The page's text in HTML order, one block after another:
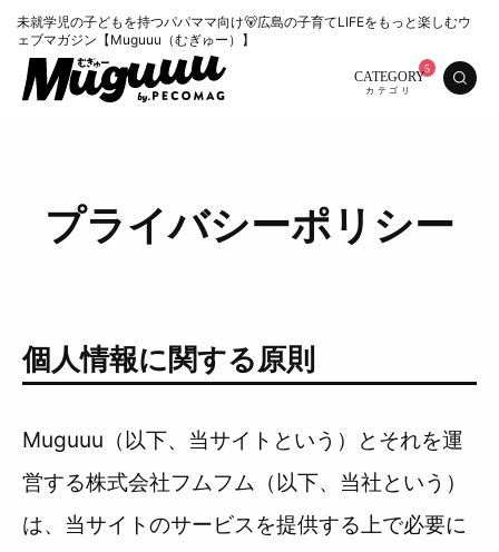
未就学児の子どもを持つパパママ向け🐻広島の子育てLIFEをもっと楽しむウ
ェブマガジン【Muguuu（むぎゅー）】
CATEGORY
特集
プライバシーポリシー
個人情報に関する原則
Muguuu（以下、当サイトという）とそれを運
営する株式会社フムフム（以下、当社という）
は、当サイトのサービスを提供する上で必要に